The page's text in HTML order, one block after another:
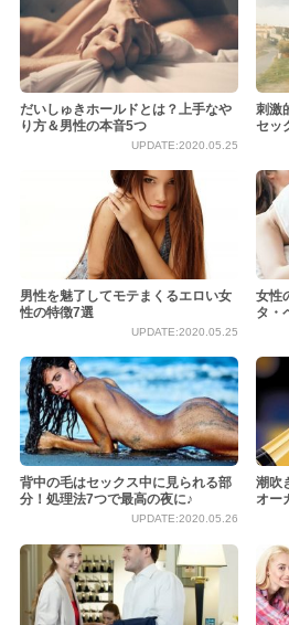
だいしゅきホールドとは？上手なや
り方＆男性の本音5つ
UPDATE:2020.05.25
刺激
セッ
男性を魅了してモテまくるエロい女
性の特徴7選
UPDATE:2020.05.25
女性
タ・
背中の毛はセックス中に見られる部
分！処理法7つで最高の夜に♪
UPDATE:2020.05.26
潮吹
オー